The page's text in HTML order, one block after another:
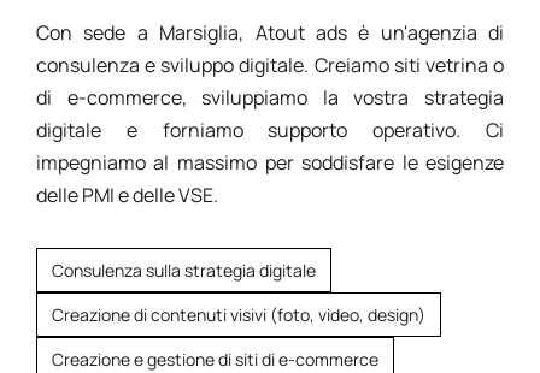
Con sede a Marsiglia, Atout ads è un'agenzia di
consulenza e sviluppo digitale. Creiamo siti vetrina o
di e-commerce, sviluppiamo la vostra strategia
digitale e forniamo supporto operativo. Ci
impegniamo al massimo per soddisfare le esigenze
delle PMI e delle VSE.
Consulenza sulla strategia digitale
Creazione di contenuti visivi (foto, video, design)
Creazione e gestione di siti di e-commerce